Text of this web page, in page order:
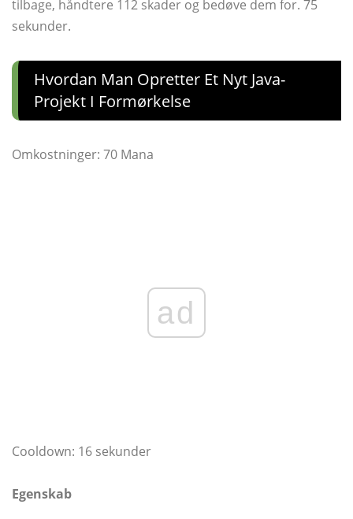
tilbage, håndtere 112 skader og bedøve dem for. 75
sekunder.
Hvordan Man Opretter Et Nyt Java-
Projekt I Formørkelse
Omkostninger: 70 Mana
ad
Cooldown: 16 sekunder
Egenskab